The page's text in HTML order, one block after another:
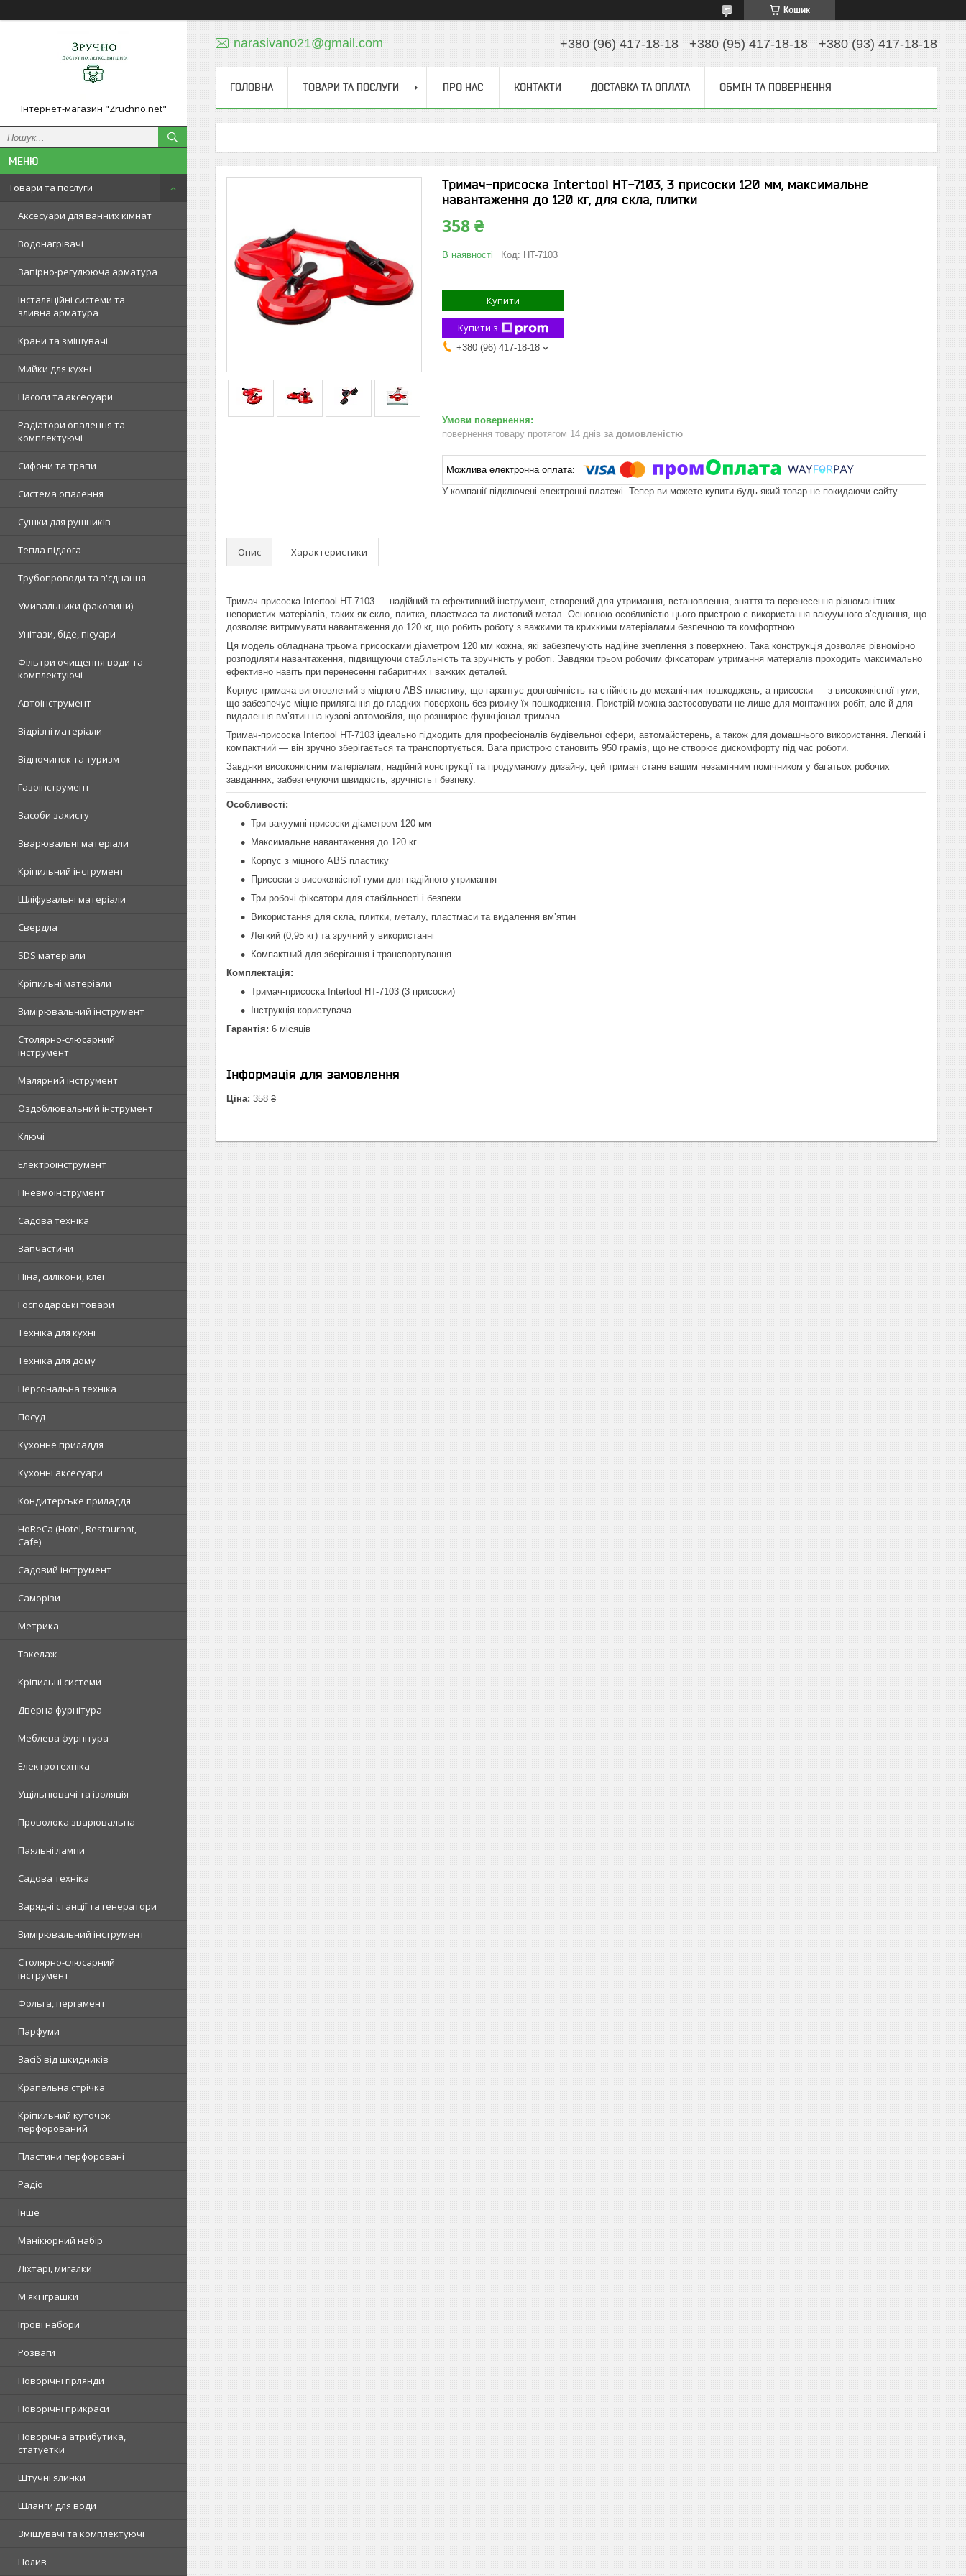
Кошик
Інтернет-магазин "Zruchno.net"
Товари та послуги
Аксесуари для ванних кімнат
Водонагрівачі
Запірно-регулююча арматура
Інсталяційні системи та
зливна арматура
Крани та змішувачі
Мийки для кухні
Насоси та аксесуари
Радіатори опалення та
комплектуючі
Сифони та трапи
Система опалення
Сушки для рушників
Тепла підлога
Трубопроводи та з'єднання
Умивальники (раковини)
Унітази, біде, пісуари
Фільтри очищення води та
комплектуючі
Автоінструмент
Відрізні матеріали
Відпочинок та туризм
Газоінструмент
Засоби захисту
Зварювальні матеріали
Кріпильний інструмент
Шліфувальні матеріали
Свердла
SDS матеріали
Кріпильні матеріали
Вимірювальний інструмент
Столярно-слюсарний
інструмент
Малярний інструмент
Оздоблювальний інструмент
Ключі
Електроінструмент
Пневмоінструмент
Садова техніка
Запчастини
Піна, силікони, клеї
Господарські товари
Техніка для кухні
Техніка для дому
Персональна техніка
Посуд
Кухонне приладдя
Кухонні аксесуари
Кондитерське приладдя
HoReCa (Hotel, Restaurant,
Cafe)
Садовий інструмент
Саморізи
Метрика
Такелаж
Кріпильні системи
Дверна фурнітура
Меблева фурнітура
Електротехніка
Ущільнювачі та ізоляція
Проволока зварювальна
Паяльні лампи
Садова техніка
Зарядні станції та генератори
Вимірювальний інструмент
Столярно-слюсарний
інструмент
Фольга, пергамент
Парфуми
Засіб від шкидників
Крапельна стрічка
Кріпильний куточок
перфорований
Пластини перфоровані
Радіо
Інше
Манікюрний набір
Ліхтарі, мигалки
М'які іграшки
Ігрові набори
Розваги
Новорічні гірлянди
Новорічні прикраси
Новорічна атрибутика,
статуетки
Штучні ялинки
Шланги для води
Змішувачі та комплектуючі
Полив
narasivan021@gmail.com +380 (96) 417-18-18 +380 (95) 417-18-18 +380 (93) 417-18-18
ГОЛОВНА ТОВАРИ ТА ПОСЛУГИ ПРО НАС КОНТАКТИ ДОСТАВКА ТА ОПЛАТА ОБМІН ТА ПОВЕРНЕННЯ
Тримач-присоска Intertool HT-7103, 3 присоски 120 мм, максимальне
навантаження до 120 кг, для скла, плитки
358 ₴
В наявності Код: HT-7103
Купити
Купити з
+380 (96) 417-18-18
повернення товару протягом 14 днів за домовленістю
У компанії підключені електронні платежі. Тепер ви можете купити будь-який товар не покидаючи сайту.
Опис Характеристики
Тримач-присоска Intertool HT-7103 — надійний та ефективний інструмент, створений для утримання, встановлення, зняття та перенесення різноманітних
непористих матеріалів, таких як скло, плитка, пластмаса та листовий метал. Основною особливістю цього пристрою є використання вакуумного з’єднання, що
дозволяє витримувати навантаження до 120 кг, що робить роботу з важкими та крихкими матеріалами безпечною та комфортною.
Ця модель обладнана трьома присосками діаметром 120 мм кожна, які забезпечують надійне зчеплення з поверхнею. Така конструкція дозволяє рівномірно
розподіляти навантаження, підвищуючи стабільність та зручність у роботі. Завдяки трьом робочим фіксаторам утримання матеріалів проходить максимально
ефективно навіть при перенесенні габаритних і важких деталей.
Корпус тримача виготовлений з міцного ABS пластику, що гарантує довговічність та стійкість до механічних пошкоджень, а присоски — з високоякісної гуми,
що забезпечує міцне прилягання до гладких поверхонь без ризику їх пошкодження. Пристрій можна застосовувати не лише для монтажних робіт, але й для
видалення вм’ятин на кузові автомобіля, що розширює функціонал тримача.
Тримач-присоска Intertool HT-7103 ідеально підходить для професіоналів будівельної сфери, автомайстерень, а також для домашнього використання. Легкий і
компактний — він зручно зберігається та транспортується. Вага пристрою становить 950 грамів, що не створює дискомфорту під час роботи.
Завдяки високоякісним матеріалам, надійній конструкції та продуманому дизайну, цей тримач стане вашим незамінним помічником у багатьох робочих
завданнях, забезпечуючи швидкість, зручність і безпеку.
Особливості:
Три вакуумні присоски діаметром 120 мм
Максимальне навантаження до 120 кг
Корпус з міцного ABS пластику
Присоски з високоякісної гуми для надійного утримання
Три робочі фіксатори для стабільності і безпеки
Використання для скла, плитки, металу, пластмаси та видалення вм’ятин
Легкий (0,95 кг) та зручний у використанні
Компактний для зберігання і транспортування
Комплектація:
Тримач-присоска Intertool HT-7103 (3 присоски)
Інструкція користувача
Гарантія: 6 місяців
Інформація для замовлення
Ціна: 358 ₴